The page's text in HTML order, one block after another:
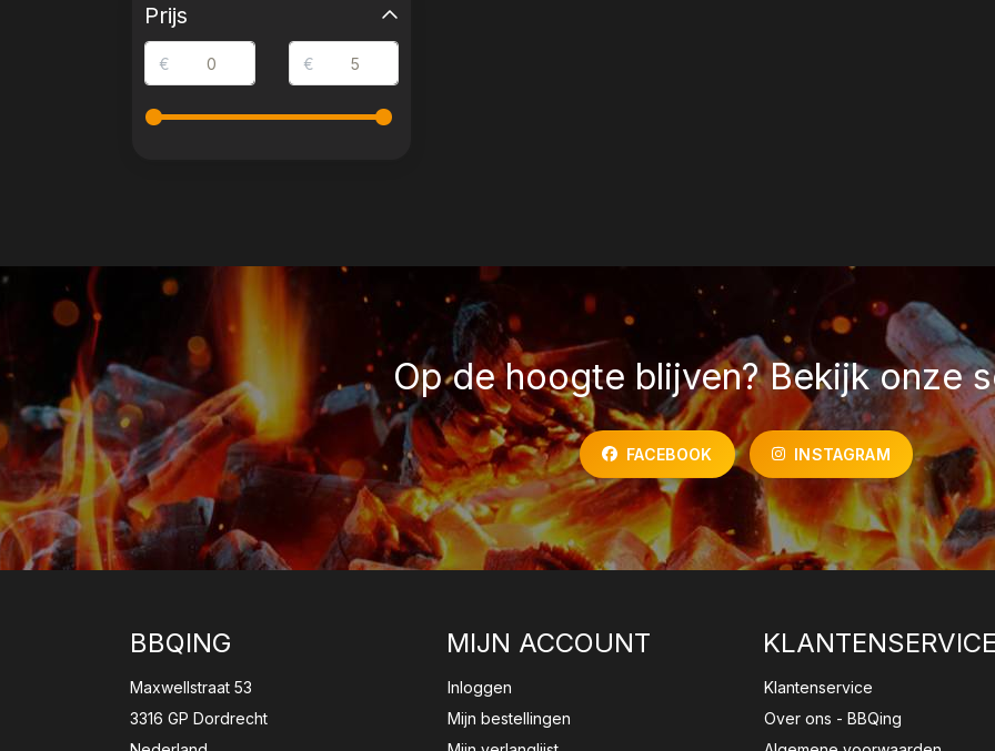
Prijs
€ €
Op de hoogte blijven? Bekijk onze
FACEBOOK INSTAGRAM
BBQING
Maxwellstraat 53
3316 GP Dordrecht
MIJN ACCOUNT
Inloggen
Mijn bestellingen
KLANTENSERVICE
Klantenservice
Over ons - BBQing